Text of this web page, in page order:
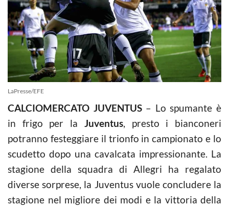
LaPresse/EFE
CALCIOMERCATO JUVENTUS– Lo spumante è
in frigo per la Juventus, presto i bianconeri
potranno festeggiare il trionfo in campionato e lo
scudetto dopo una cavalcata impressionante. La
stagione della squadra di Allegri ha regalato
diverse sorprese, la Juventus vuole concludere la
stagione nel migliore dei modi e la vittoria della